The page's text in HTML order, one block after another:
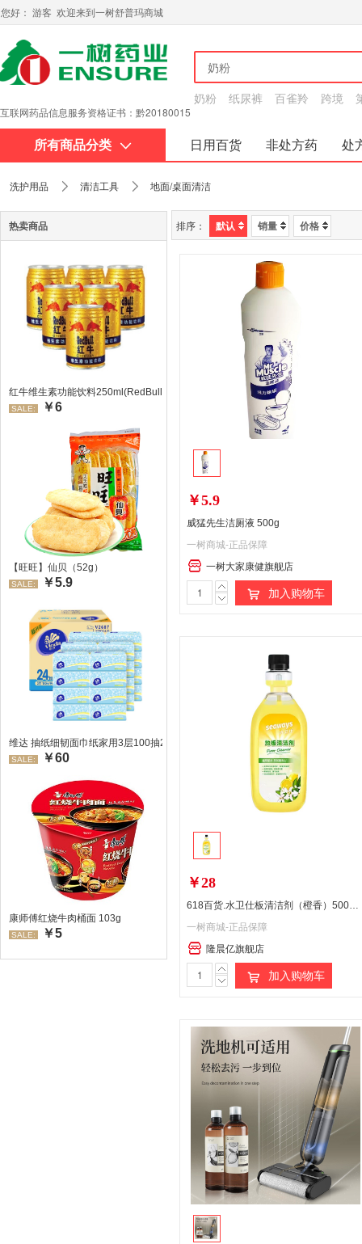
您好： 游客 欢迎来到一树舒普玛商城
互联网药品信息服务资格证书：黔20180015
奶粉 纸尿裤 百雀羚 跨境
所有商品分类 日用百货 非处方药
处
洗护用品 清洁工具 地面/桌面清洁
热卖商品
红牛维生素功能饮料250ml(RedBull/红牛)
SALE: ￥6
【旺旺】仙贝（52g）
SALE: ￥5.9
维达 抽纸细韧面巾纸家用3层100抽24包/箱 超值装 偏远地区不发货偏远地区:(含
SALE: ￥60
康师傅红烧牛肉桶面 103g
SALE: ￥5
排序： 默认 销量 价格
￥5.9
威猛先生洁厕液 500g
一树商城-正品保障
一树大家康健旗舰店
加入购物车
￥28
618百货.水卫仕板清洁剂（橙香）500ml/瓶（瓶盖、泵头运输易破损，破损未漏液补发瓶盖、泵头，如漏液请当面拒收，介意勿拍）
一树商城-正品保障
隆晨亿旗舰店
加入购物车